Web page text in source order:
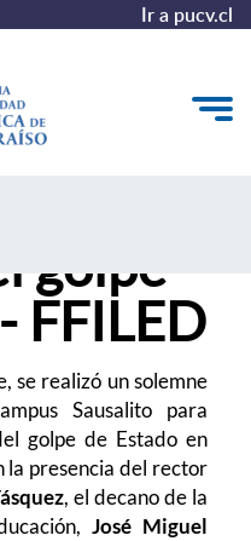
Ir a pucv.cl
golpe
FFILED
se realizó un solemne
Sausalito para
golpe de Estado en
la presencia del rector
, el decano de la
José Miguel